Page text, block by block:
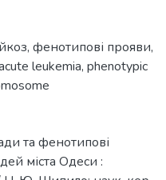
, фенотипові прояви,
leukemia, phenotypic
та фенотипові
міста Одеси :